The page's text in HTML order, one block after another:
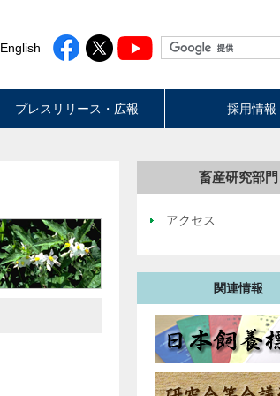
English
プレスリリース・広報 採用情報
畜産研究部門
アクセス
関連情報